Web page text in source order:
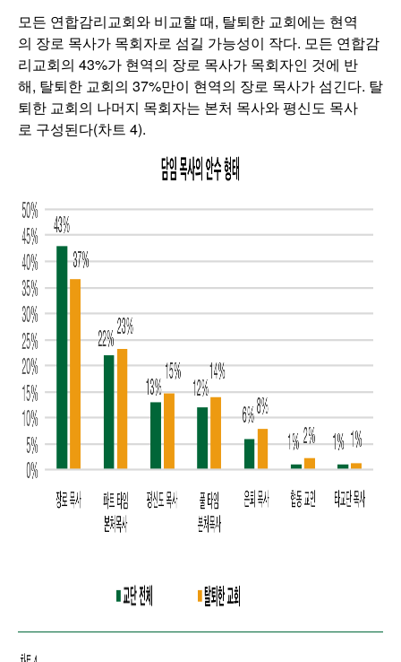
모든 연합감리교회와 비교할 때, 탈퇴한 교회에는 현역
의 장로 목사가 목회자로 섬길 가능성이 작다. 모든 연합감
리교회의 43%가 현역의 장로 목사가 목회자인 것에 반
해, 탈퇴한 교회의 37%만이 현역의 장로 목사가 섬긴다. 탈
퇴한 교회의 나머지 목회자는 본처 목사와 평신도 목사
로 구성된다(차트 4).